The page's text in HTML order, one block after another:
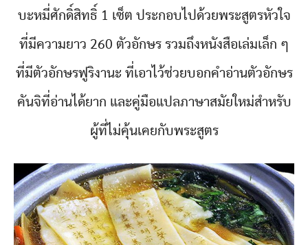
บะหมี่ศักดิ์สิทธิ์ 1 เซ็ต ประกอบไปด้วยพระสูตรหัวใจ
ที่มีความยาว 260 ตัวอักษร รวมถึงหนังสือเล่มเล็ก ๆ
ที่มีตัวอักษรฟูริงานะ ที่เอาไว้ช่วยบอกคำอ่านตัวอักษร
คันจิที่อ่านได้ยาก และคู่มือแปลภาษาสมัยใหม่สำหรับ
ผู้ที่ไม่คุ้นเคยกับพระสูตร